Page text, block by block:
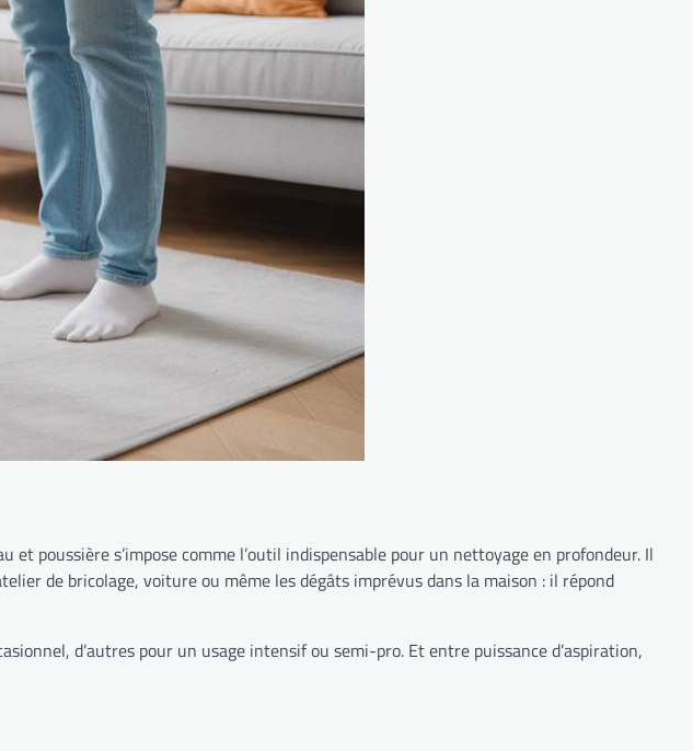
poussière s’impose comme l’outil indispensable pour un nettoyage en profondeur. Il
de bricolage, voiture ou même les dégâts imprévus dans la maison : il répond
d’autres pour un usage intensif ou semi-pro. Et entre puissance d’aspiration,